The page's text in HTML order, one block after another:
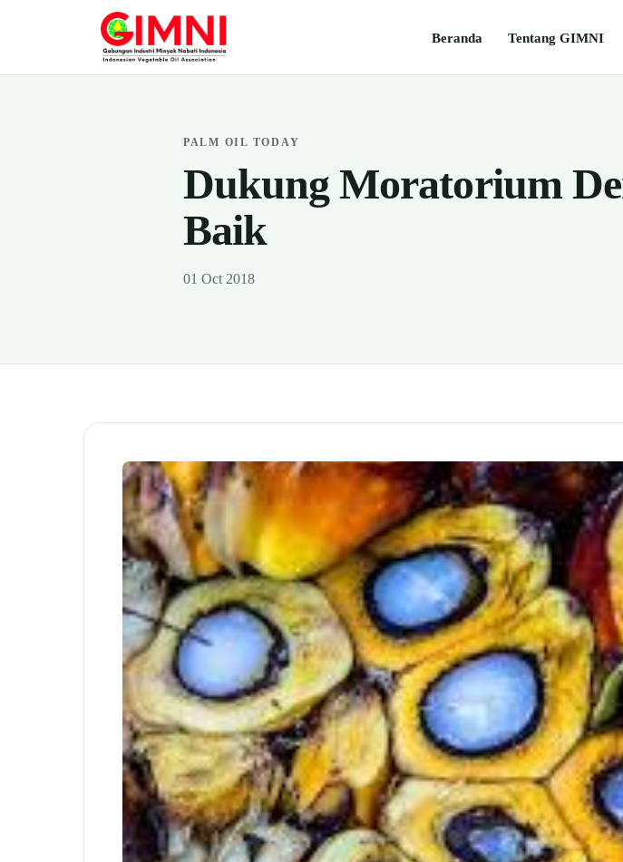
Beranda Tentang GIMNI
PALM OIL TODAY
Dukung Moratorium
Baik
01 Oct 2018